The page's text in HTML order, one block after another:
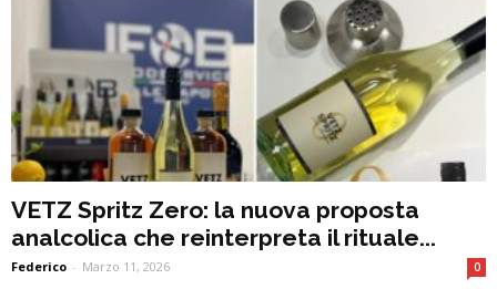
VETZ Spritz Zero: la nuova proposta
analcolica che reinterpreta il rituale...
Federico - Marzo 11, 2026 0